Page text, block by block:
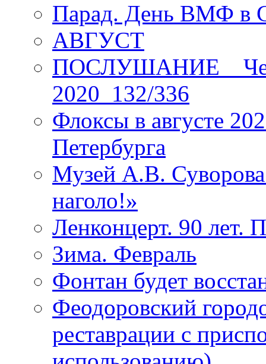
Парад. День ВМФ в
АВГУСТ
ПОСЛУШАНИЕ _
2020_132/336
Флоксы в августе
Петербурга
Музей А.В.
наголо!»
Ленконцерт. 90 лет.
Зима. Февраль
Фонтан будет
Феодоровский
реставрации с